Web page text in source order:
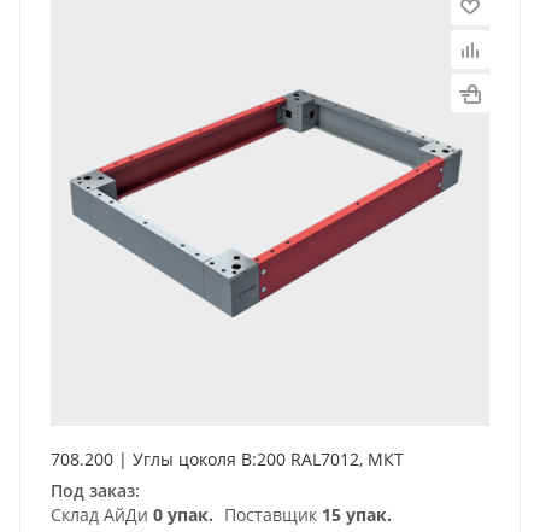
708.200 | Углы цоколя В:200 RAL7012, МКТ
Под заказ:
Склад АйДи 0 упак. Поставщик 15 упак.